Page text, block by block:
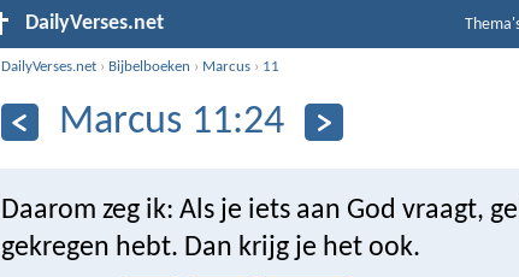
DailyVerses.net
DailyVerses.net › Bijbelboeken › Marcus › 11
Marcus 11:24
Daarom zeg ik: Als je iets aan God vraagt,
gekregen hebt. Dan krijg je het ook.